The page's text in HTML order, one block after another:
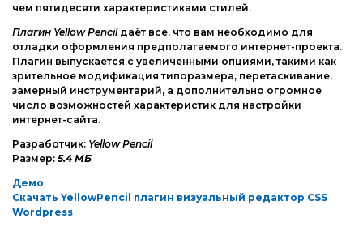
чем пятидесяти характеристиками стилей.
Плагин Yellow Pencilдаёт все, что вам необходимо для
отладки оформления предполагаемого интернет-проекта.
Плагин выпускается с увеличенными опциями, такими как
зрительное модификация типоразмера, перетаскивание,
замерный инструментарий, а дополнительно огромное
число возможностей характеристик для настройки
интернет-сайта.
Разработчик: Yellow Pencil
Размер: 5.4 МБ
Демо
Скачать YellowPencil плагин визуальный редактор CSS
Wordpress